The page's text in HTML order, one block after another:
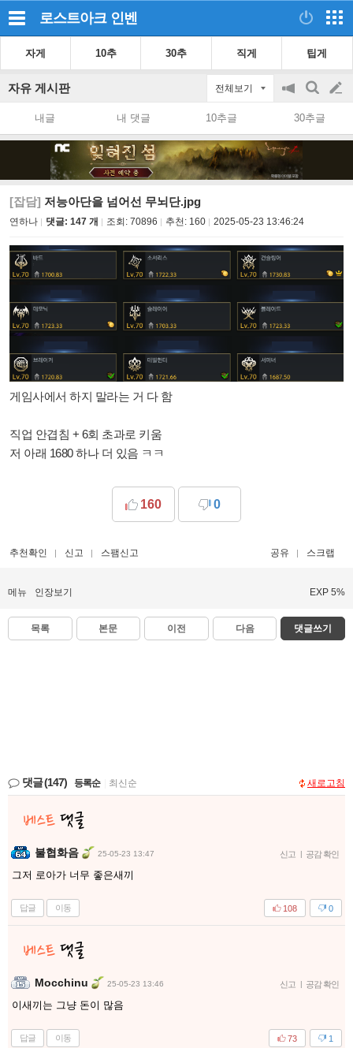
로스트아크 인벤
자게 10추 30추 직게 팁게
자유 게시판 전체보기
공
지
on/off
검
색
글
쓰
내글 내 댓글 10추글 30추글
[잡담] 저능아단을 넘어선 무뇌단.jpg
연하나 댓글: 147 개 조회: 70896 추천: 160 2025-05-23 13:46:24
게임사에서 하지 말라는 거 다 함
직업 안겹침 + 6회 초과로 키움
저 아래 1680 하나 더 있음 ㅋㅋ
160 0
추천확인 신고 스팸신고 공유 스크랩
메뉴 인장보기 EXP 5%
목록 본문 이전 다음 댓글쓰기
댓글(147) 등록순 최신순 새로고침
불협화음 25-05-23 13:47 신고 | 공감 확인
그저 로아가 너무 좋은새끼
답글 이동 0
108
Mocchinu 25-05-23 13:46 신고 | 공감 확인
이새끼는 그냥 돈이 많음
답글 이동 1
73